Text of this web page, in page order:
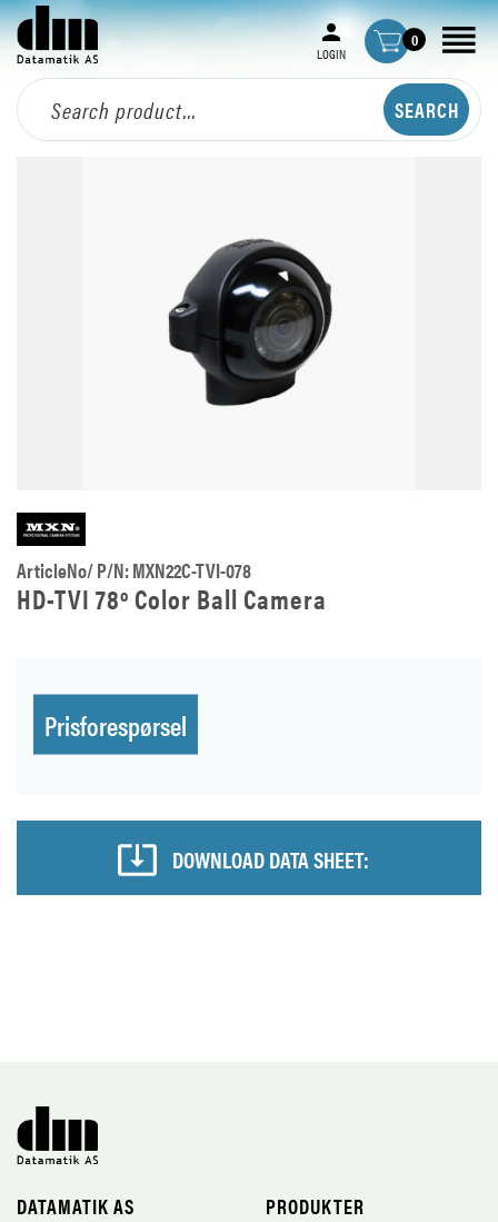
LOGIN
0
ArticleNo/ P/N: MXN22C-TVI-078
HD-TVI 78º Color Ball Camera
Prisforespørsel
DOWNLOAD DATA SHEET:
DATAMATIK AS
PRODUKTER